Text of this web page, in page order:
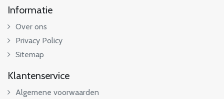
Informatie
Over ons
Privacy Policy
Sitemap
Klantenservice
Algemene voorwaarden